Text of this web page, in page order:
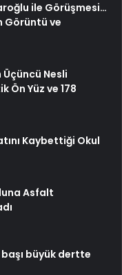
ile Görüşmesi…
Görüntü ve
Üçüncü Nesli
Ön Yüz ve 178
Kaybettiği Okul
Asfalt
başı büyük dertte